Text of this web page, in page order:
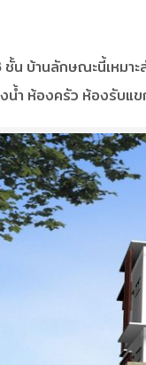
ชั้น บ้านลักษณะนี้เหม
น้ำ ห้องครัว ห้องรับ